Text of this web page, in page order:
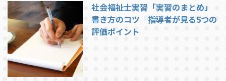
社会福祉士実習「実習のまとめ」
書き方のコツ｜指導者が見る5つの
評価ポイント